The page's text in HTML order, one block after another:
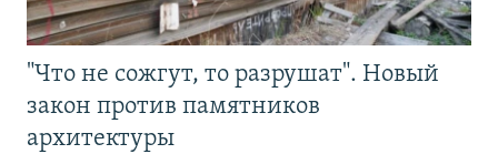
"Что не сожгут, то разрушат". Новый
закон против памятников
архитектуры